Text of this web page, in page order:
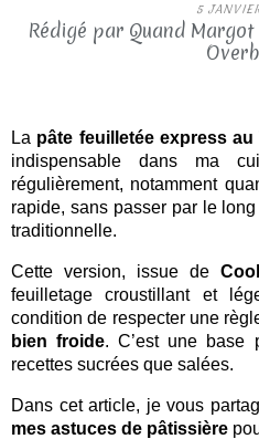
5
Rédigé par Quand
La pâte feuilletée express au
indispensable dans ma
régulièrement, notamment
rapide, sans passer par le
traditionnelle.
Cette version, issue de
feuilletage croustillant et
condition de respecter une
bien froide. C’est une base
recettes sucrées que salées.
Dans cet article, je vous
mes astuces de pâtissière